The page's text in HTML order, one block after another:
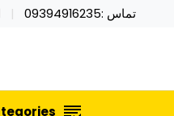
تماس :09394916235
نایکر توی
خرید محصولات خاص